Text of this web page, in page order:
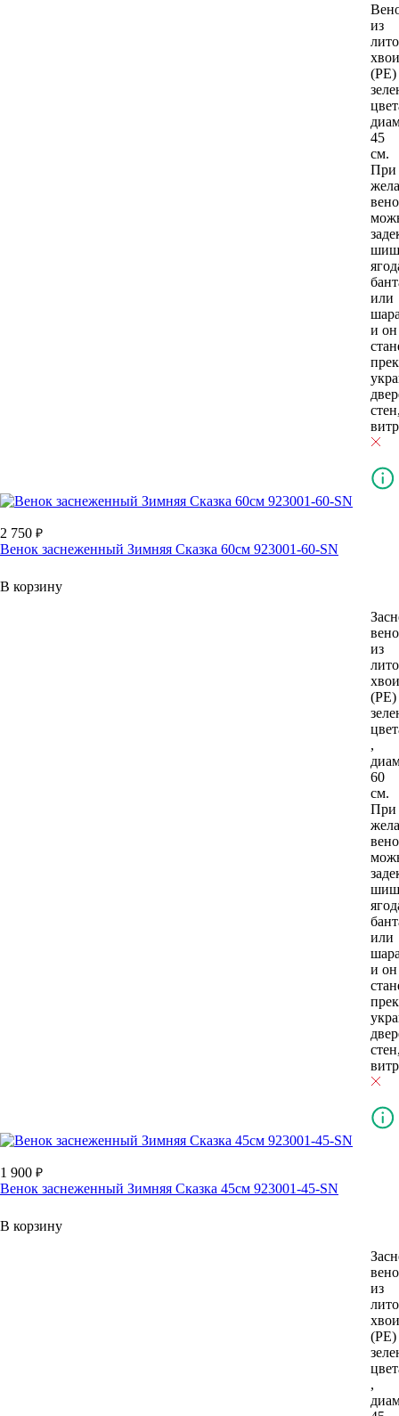
из
хвои
(РЕ)
45
см.
При
или
и он
2 750
Венок заснеженный Зимняя Сказка 60см 923001-60-SN
В корзину
из
хвои
(РЕ)
,
60
см.
При
или
и он
1 900
Венок заснеженный Зимняя Сказка 45см 923001-45-SN
В корзину
из
хвои
(РЕ)
,